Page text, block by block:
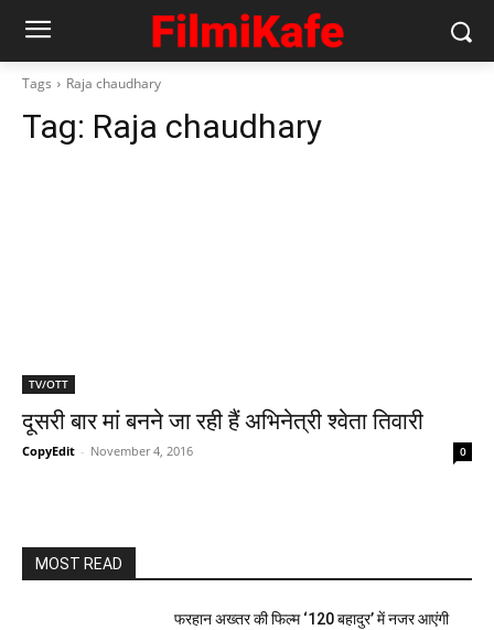
Tags Raja chaudhary
Tag: Raja chaudhary
TV/OTT
दूसरी बार मां बनने जा रही हैं अभिनेत्री श्‍वेता तिवारी
CopyEdit - November 4, 2016 0
MOST READ
फरहान अख्तर की फिल्म ‘120 बहादुर’ में नजर आएंगी